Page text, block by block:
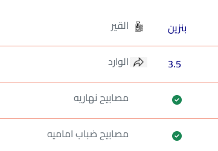
بنزين القير
3.5 الوارد
مصابيح نهاريه
مصابيح ضباب اماميه